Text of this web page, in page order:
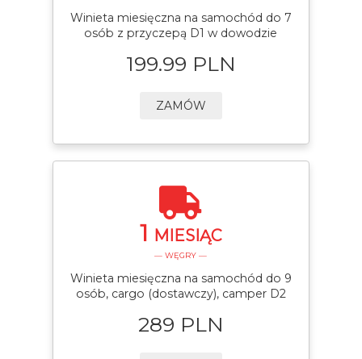
Winieta miesięczna na samochód do 7
osób z przyczepą D1 w dowodzie
199.99 PLN
ZAMÓW
1 MIESIĄC
— WĘGRY —
Winieta miesięczna na samochód do 9
osób, cargo (dostawczy), camper D2
289 PLN